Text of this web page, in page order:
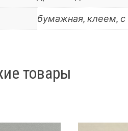
бумажная, клеем, с
товары